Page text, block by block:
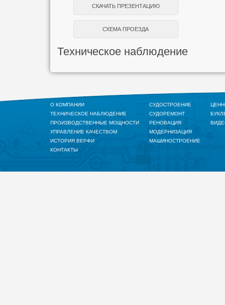
СКАЧАТЬ ПРЕЗЕНТАЦИЮ
СХЕМА ПРОЕЗДА
Техническое наблюдение
О КОМПАНИИ
ТЕХНИЧЕСКОЕ НАБЛЮДЕНИЕ
ПРОИЗВОДСТВЕННЫЕ МОЩНОСТИ
УПРАВЛЕНИЕ КАЧЕСТВОМ
ИСТОРИЯ ВЕРФИ
КОНТАКТЫ
СУДОСТРОЕНИЕ
СУДОРЕМОНТ
РЕНОВАЦИЯ
МОДЕРНИЗАЦИЯ
МАШИНОСТРОЕНИЕ